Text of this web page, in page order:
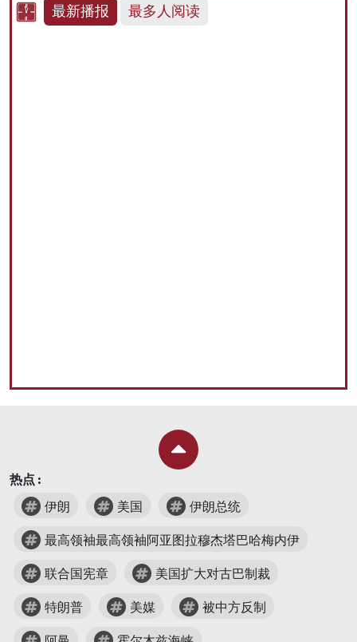
最新播报 最多人阅读
热点 :
伊朗
美国 伊朗总统
最高领袖最高领袖阿亚图拉穆杰塔巴哈梅内伊
联合国宪章 美国扩大对古巴制裁
特朗普 美媒 被中方反制